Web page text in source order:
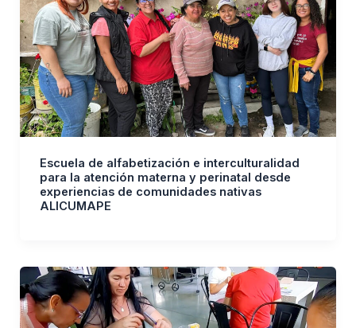
Escuela de alfabetización e interculturalidad
para la atención materna y perinatal desde
experiencias de comunidades nativas
ALICUMAPE